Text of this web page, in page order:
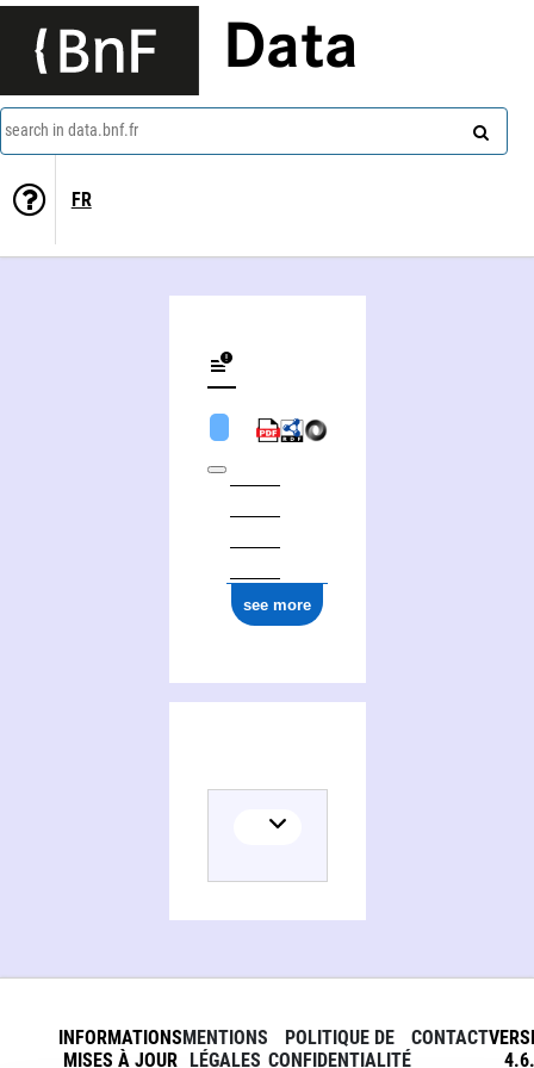
Data
search in data.bnf.fr
FR
see more
INFORMATIONS
MISES À JOUR
MENTIONS
LÉGALES
POLITIQUE DE
CONFIDENTIALITÉ
CONTACT